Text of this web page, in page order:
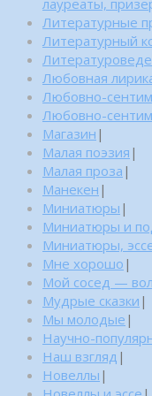
Литературные
Литературный
Любовная
Любовно-
Любовно-
Магазин |
Малая поэзия |
Малая проза |
Манекен |
Миниатюры |
Миниатюры и
Миниатюры,
Мне хорошо |
Мой сосед —
Мудрые сказки |
Мы молодые |
Научно-
Наш взгляд |
Новеллы |